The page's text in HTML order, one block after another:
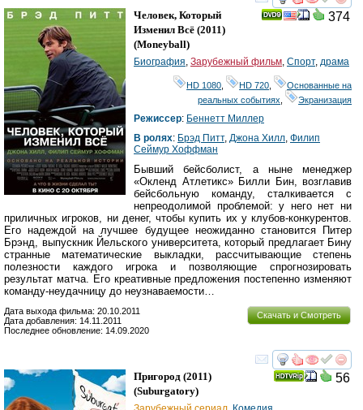
смотреть
374
Человек, Который
Изменил Всё (2011)
(Moneyball)
Биография, Зарубежный фильм, Спорт, драма
HD 1080 HD 720
Основанные на
реальных событиях
Экранизация
Режиссер: Беннетт Миллер
В ролях: Брэд Питт, Джона Хилл, Филип
Сеймур Хоффман
Бывший бейсболист, а ныне менеджер
«Окленд Атлетикс» Билли Бин, возглавив
бейсбольную команду, сталкивается с
непреодолимой проблемой: у него нет ни
приличных игроков, ни денег, чтобы купить их у клубов-конкурентов.
Его надеждой на лучшее будущее неожиданно становится Питер
Брэнд, выпускник Йельского университета, который предлагает Бину
странные математические выкладки, рассчитывающие степень
полезности каждого игрока и позволяющие спрогнозировать
результат матча. Его креативные предложения постепенно изменяют
команду-неудачницу до неузнаваемости…
Скачать и Смотреть
Дата выхода фильма: 20.10.2011
Дата добавления: 14.11.2011
Последнее обновление: 14.09.2020
смотреть
56
Пригород (2011)
(Suburgatory)